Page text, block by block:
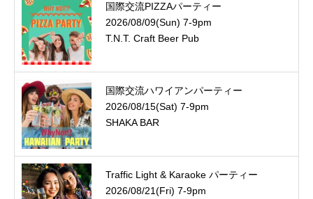
国際交流PIZZAパーティー
2026/08/09(Sun) 7-9pm
T.N.T. Craft Beer Pub
国際交流ハワイアンパーティー
2026/08/15(Sat) 7-9pm
SHAKA BAR
Traffic Light & Karaoke パーティー
2026/08/21(Fri) 7-9pm